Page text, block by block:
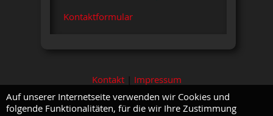
Kontaktformular
Kontakt| Impressum
Auf unserer Internetseite verwenden wir Cookies und
folgende Funktionalitäten, für die wir Ihre Zustimmung